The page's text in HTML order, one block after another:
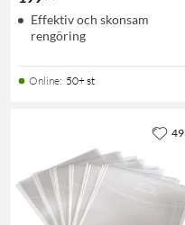
Effektiv och skonsam
rengöring
Online: 50+ st
49